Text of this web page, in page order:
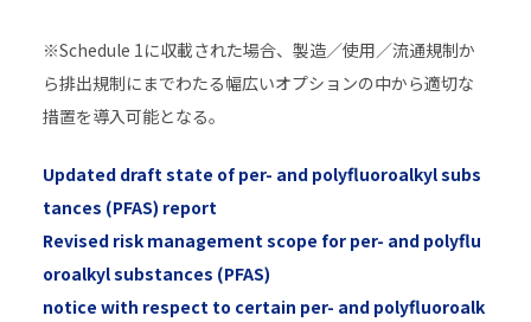
※Schedule 1に収載された場合、製造／使用／流通規制か
ら排出規制にまでわたる幅広いオプションの中から適切な
措置を導入可能となる。
Updated draft state of per- and polyfluoroalkyl subs
tances (PFAS) report
Revised risk management scope for per- and polyflu
oroalkyl substances (PFAS)
notice with respect to certain per- and polyfluoroalk